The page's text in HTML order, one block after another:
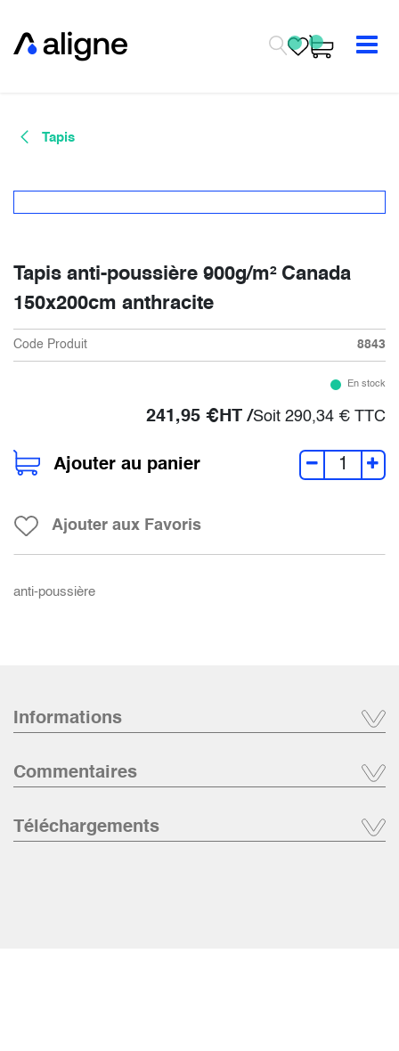
Tapis
Tapis anti-poussière 900g/m² Canada
150x200cm anthracite
Code Produit 8843
En stock
241,95 €HT /Soit 290,34 € TTC
Ajouter au panier
Ajouter aux Favoris
anti-poussière
Informations
Commentaires
Téléchargements